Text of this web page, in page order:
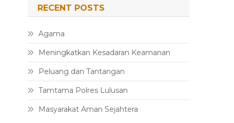
RECENT POSTS
Agama
Meningkatkan Kesadaran Keamanan
Peluang dan Tantangan
Tamtama Polres Lulusan
Masyarakat Aman Sejahtera